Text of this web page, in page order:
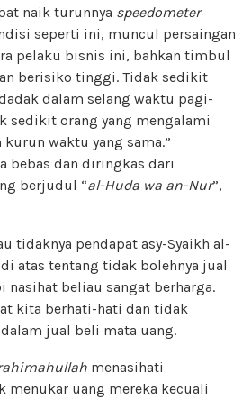
naik turunnya speedometer
seperti ini, muncul persaingan
pelaku bisnis ini, bahkan timbul
berisiko tinggi. Tidak sedikit
dalam selang waktu pagi-
sedikit orang yang mengalami
waktu yang sama.”
bebas dan diringkas dari
berjudul “al-Huda wa an-Nur”,
tidaknya pendapat asy-Syaikh al-
di atas tentang tidak bolehnya jual
nasihat beliau sangat berharga.
kita berhati-hati dan tidak
jual beli mata uang.
menasihati
menukar uang mereka kecuali